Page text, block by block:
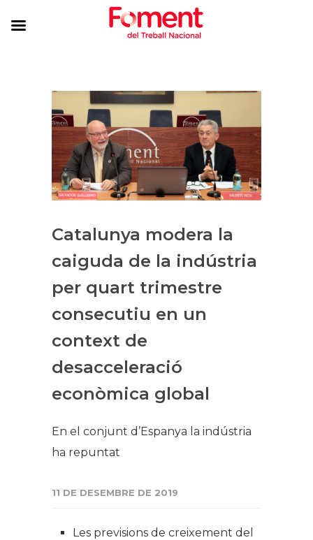
Catalunya modera la
caiguda de la indústria
per quart trimestre
consecutiu en un
context de
desacceleració
econòmica global
En el conjunt d’Espanya la indústria
ha repuntat
11 DE DESEMBRE DE 2019
Les previsions de creixement del